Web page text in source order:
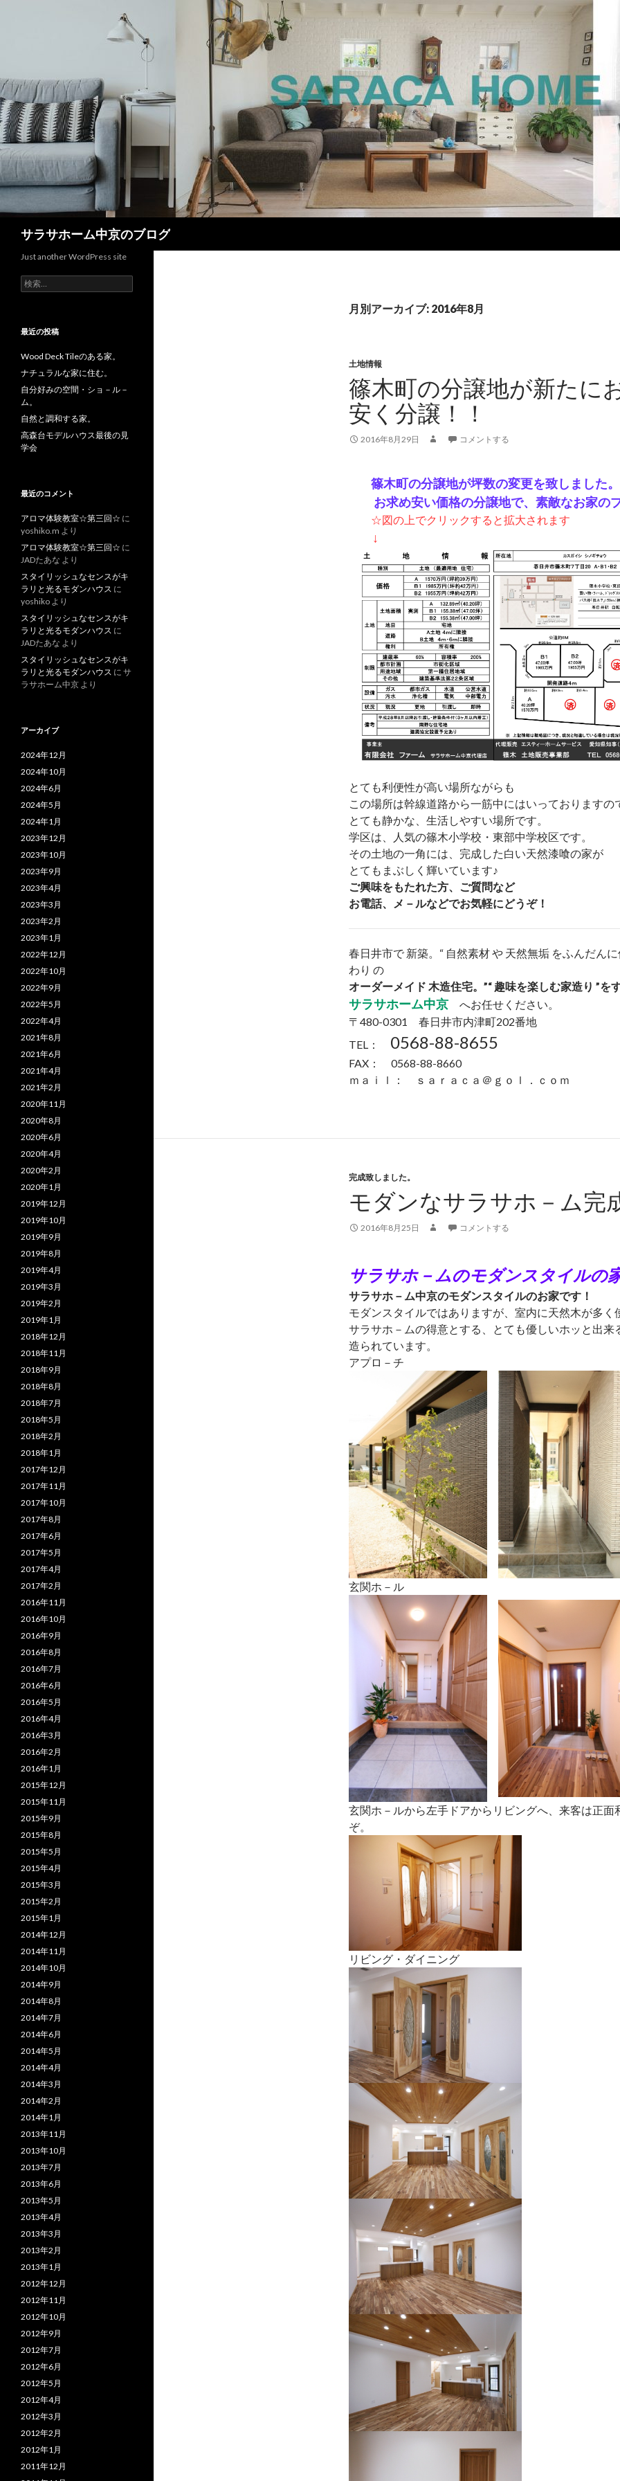
サラサホーム中京のブログ
月別アーカイブ: 2016年8月
土地情報
篠木町の分譲地が新たに
安く分譲！！
2016年8月29日 コメントする
篠木町の分譲地が坪数の変更を致しました。
お求め安い価格の分譲地で、素敵なお家の
☆図の上でクリックすると拡大されます
↓
とても利便性が高い場所ながらも
この場所は幹線道路から一筋中にはいっておりますの
とても静かな、生活しやすい場所です。
学区は、人気の篠木小学校・東部中学校区です。
その土地の一角には、完成した白い天然漆喰の家が
とてもまぶしく輝いています♪
ご興味をもたれた方、ご質問など
お電話、メ－ルなどでお気軽にどうぞ！
春日井市で 新築。“ 自然素材 や 天然無垢 をふんだん
わり の
オーダーメイド 木造住宅。”“ 趣味を楽しむ家造り ”を
サラサホーム中京
へお任せください。
〒480-0301 春日井市内津町202番地
TEL： 0568-88-8655
FAX： 0568-88-8660
ｍａｉｌ： ｓａｒａｃａ＠ｇｏｌ．ｃｏｍ
完成致しました。
モダンなサラサホ－ム完
2016年8月25日 コメントする
サラサホ－ムのモダンスタイルの
サラサホ－ム中京のモダンスタイルのお家です！
モダンスタイルではありますが、室内に天然木が多く
サラサホ－ムの得意とする、とても優しいホッと出来
造られています。
アプロ－チ
玄関ホ－ル
玄関ホ－ルから左手ドアからリビングへ、来客は正面
ぞ。
リビング・ダイニング
Just another WordPress site
検
索:
最近の投稿
Wood Deck Tileのある家。
ナチュラルな家に住む。
自分好みの空間・ショ－ル－
ム。
自然と調和する家。
高森台モデルハウス最後の見
学会
最近のコメント
アロマ体験教室☆第三回☆ に
yoshiko.m より
アロマ体験教室☆第三回☆ に
JADたあな より
スタイリッシュなセンスがキ
ラリと光るモダンハウス に
yoshiko より
スタイリッシュなセンスがキ
ラリと光るモダンハウス に
JADたあな より
スタイリッシュなセンスがキ
ラリと光るモダンハウス に サ
ラサホーム中京 より
アーカイブ
2024年12月
2024年10月
2024年6月
2024年5月
2024年1月
2023年12月
2023年10月
2023年9月
2023年4月
2023年3月
2023年2月
2023年1月
2022年12月
2022年10月
2022年9月
2022年5月
2022年4月
2021年8月
2021年6月
2021年4月
2021年2月
2020年11月
2020年8月
2020年6月
2020年4月
2020年2月
2020年1月
2019年12月
2019年10月
2019年9月
2019年8月
2019年4月
2019年3月
2019年2月
2019年1月
2018年12月
2018年11月
2018年9月
2018年8月
2018年7月
2018年5月
2018年2月
2018年1月
2017年12月
2017年11月
2017年10月
2017年8月
2017年6月
2017年5月
2017年4月
2017年2月
2016年11月
2016年10月
2016年9月
2016年8月
2016年7月
2016年6月
2016年5月
2016年4月
2016年3月
2016年2月
2016年1月
2015年12月
2015年11月
2015年9月
2015年8月
2015年5月
2015年4月
2015年3月
2015年2月
2015年1月
2014年12月
2014年11月
2014年10月
2014年9月
2014年8月
2014年7月
2014年6月
2014年5月
2014年4月
2014年3月
2014年2月
2014年1月
2013年11月
2013年10月
2013年7月
2013年6月
2013年5月
2013年4月
2013年3月
2013年2月
2013年1月
2012年12月
2012年11月
2012年10月
2012年9月
2012年7月
2012年6月
2012年5月
2012年4月
2012年3月
2012年2月
2012年1月
2011年12月